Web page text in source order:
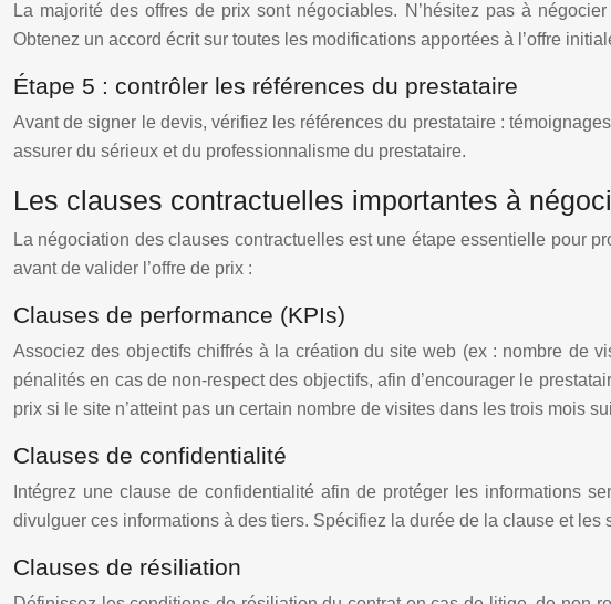
La majorité des offres de prix sont négociables. N’hésitez pas à
Obtenez un accord écrit sur toutes les modifications apportées à l’offre
Étape 5 : contrôler les références du prestataire
Avant de signer le devis, vérifiez les références du prestataire :
assurer du sérieux et du professionnalisme du prestataire.
Les clauses contractuelles importantes à
La négociation des clauses contractuelles est une étape essentielle pour
avant de valider l’offre de prix :
Clauses de performance (KPIs)
Associez des objectifs chiffrés à la création du site web (ex : nombre de
pénalités en cas de non-respect des objectifs, afin d’encourager le
prix si le site n’atteint pas un certain nombre de visites dans les trois mois
Clauses de confidentialité
Intégrez une clause de confidentialité afin de protéger les informations
divulguer ces informations à des tiers. Spécifiez la durée de la clause et les
Clauses de résiliation